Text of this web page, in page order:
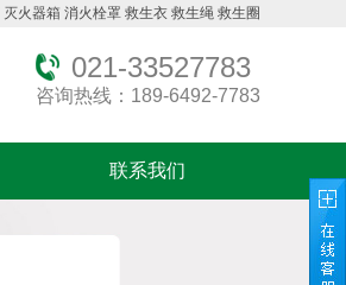
灭火器箱 消火栓罩 救生衣 救生绳 救生圈
021-33527783
咨询热线：189-6492-7783
联系我们